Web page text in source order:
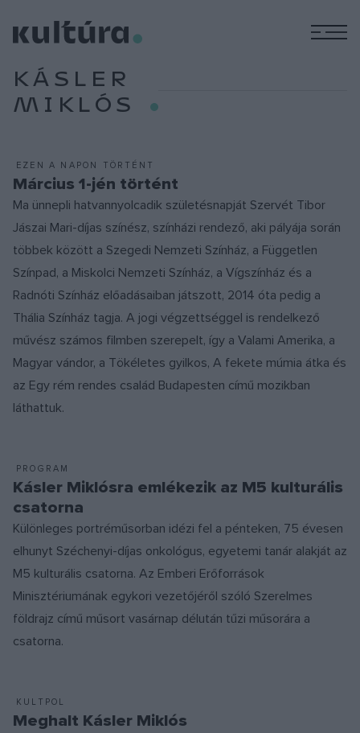
KÁSLER
MIKLÓS
EZEN A NAPON TÖRTÉNT
Március 1-jén történt
Ma ünnepli hatvannyolcadik születésnapját Szervét Tibor
Jászai Mari-díjas színész, színházi rendező, aki pályája során
többek között a Szegedi Nemzeti Színház, a Független
Színpad, a Miskolci Nemzeti Színház, a Vígszínház és a
Radnóti Színház előadásaiban játszott, 2014 óta pedig a
Thália Színház tagja. A jogi végzettséggel is rendelkező
művész számos filmben szerepelt, így a Valami Amerika, a
Magyar vándor, a Tökéletes gyilkos, A fekete múmia átka és
az Egy rém rendes család Budapesten című mozikban
láthattuk.
PROGRAM
Kásler Miklósra emlékezik az M5 kulturális
csatorna
Különleges portréműsorban idézi fel a pénteken, 75 évesen
elhunyt Széchenyi-díjas onkológus, egyetemi tanár alakját az
M5 kulturális csatorna. Az Emberi Erőforrások
Minisztériumának egykori vezetőjéről szóló Szerelmes
földrajz című műsort vasárnap délután tűzi műsorára a
csatorna.
KULTPOL
Meghalt Kásler Miklós